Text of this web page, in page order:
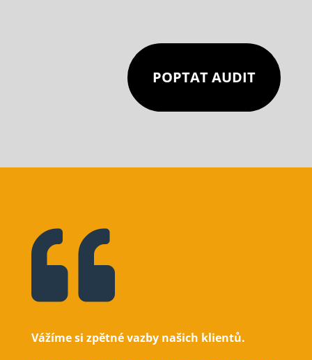
POPTAT AUDIT

Vážíme si zpětné vazby našich klientů.